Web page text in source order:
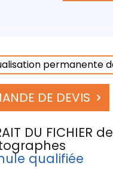
permanente
DE DEVIS
DU FICHIER
qualifiée